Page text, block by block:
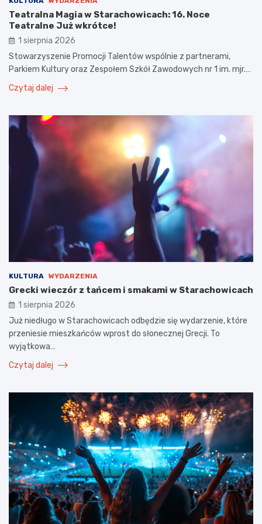
Teatralna Magia w Starachowicach: 16. Noce
Teatralne Już wkrótce!
1 sierpnia 2026
Stowarzyszenie Promocji Talentów wspólnie z partnerami,
Parkiem Kultury oraz Zespołem Szkół Zawodowych nr 1 im. mjr.…
Czytaj dalej
KULTURA WYDARZENIA
Grecki wieczór z tańcem i smakami w Starachowicach
1 sierpnia 2026
Już niedługo w Starachowicach odbędzie się wydarzenie, które
przeniesie mieszkańców wprost do słonecznej Grecji. To
wyjątkowa…
Czytaj dalej